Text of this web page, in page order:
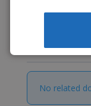
Materi
Similar
No related